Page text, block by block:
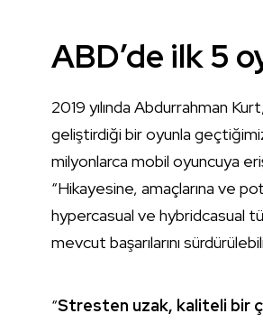
ABD’de ilk 5
2019 yılında Abdurrahman
geliştirdiği bir oyunla
milyonlarca mobil oyuncuya
“Hikayesine, amaçlarına ve
hypercasual ve hybridcasual
mevcut başarılarını
“Stresten uzak, kaliteli bir